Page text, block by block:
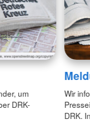
um
DRK-
Wir
DRK.